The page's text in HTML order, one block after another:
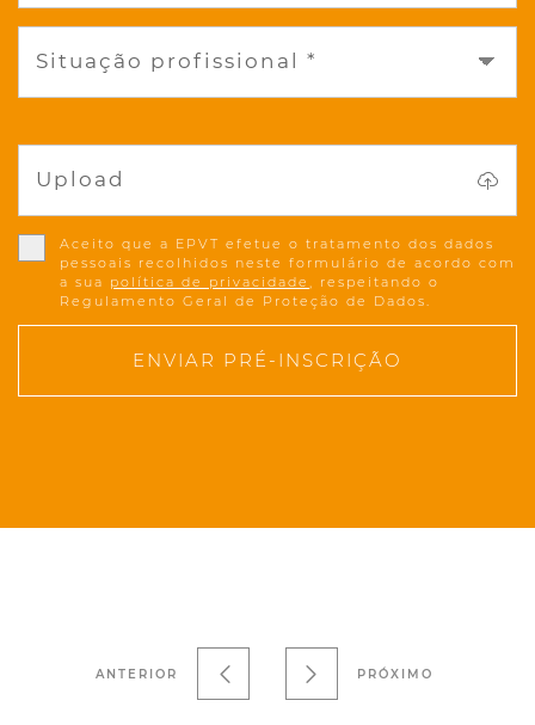
Situação profissional *
Upload
Aceito que a EPVT efetue o tratamento dos dados
pessoais recolhidos neste formulário de acordo com
a sua política de privacidade , respeitando o
Regulamento Geral de Proteção de Dados.
ENVIAR PRÉ-INSCRIÇÃO
ANTERIOR PRÓXIMO